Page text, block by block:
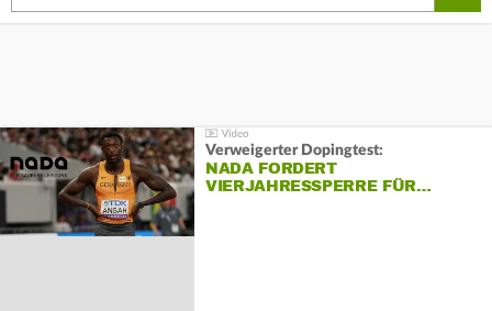
Verweigerter Dopingtest:
NADA FORDERT
VIERJAHRESSPERRE FÜR…